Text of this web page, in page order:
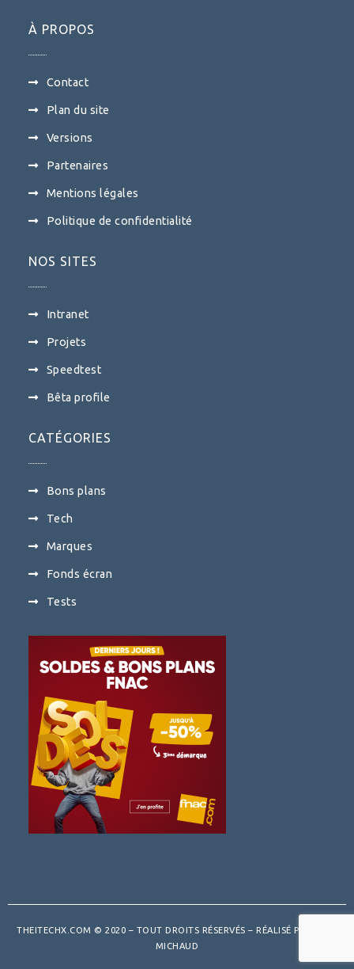
À PROPOS
Contact
Plan du site
Versions
Partenaires
Mentions légales
Politique de confidentialité
NOS SITES
Intranet
Projets
Speedtest
Bêta profile
CATÉGORIES
Bons plans
Tech
Marques
Fonds écran
Tests
THEITECHX.COM © 2020 – TOUT DROITS RÉSERVÉS – RÉALISÉ PAR
MICHAUD